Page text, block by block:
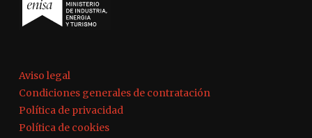
Aviso legal
Condiciones generales de contratación
Política de privacidad
Política de cookies